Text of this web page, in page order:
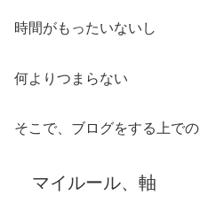
時間がもったいないし
何よりつまらない
そこで、ブログをする上での
マイルール、軸